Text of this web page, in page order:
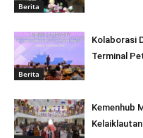
Berita
Berita
Kolaborasi
Terminal
Kemenhub